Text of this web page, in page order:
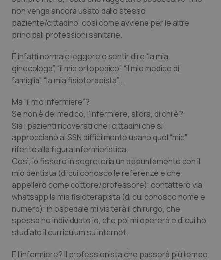
Sicilia
Umbria
Valle D’Aosta
Veneto
Neuroscienze & patologie neurodegenerative
Oftalmologia
Oncodermatologia
Oncoematologia
Oncologia & Nutrizione
Psoriasi & pelle
Quotidiano Cardiologia
Quotidiano Chirurgia
Quotidiano Oncologia
non venga ancora usato dallo stesso
paziente/cittadino, così come avviene per le altre
principali professioni sanitarie.
È infatti normale leggere o sentir dire “la mia
ginecologa”, “il mio ortopedico”, “il mio medico di
famiglia”, “la mia fisioterapista”…
Ma “il mio infermiere”?
Se non è del medico, l’infermiere, allora, di chi è?
Sia i pazienti ricoverati che i cittadini che si
approcciano al SSN difficilmente usano quel “mio”
riferito alla figura infermieristica.
Così, io fisserò in segreteria un appuntamento con il
mio dentista (di cui conosco le referenze e che
appellerò come dottore/professore); contatterò via
whatsapp la mia fisioterapista (di cui conosco nome e
numero); in ospedale mi visiterà il chirurgo, che
spesso ho individuato io, che poi mi opererà e di cui ho
studiato il curriculum su internet.
E l’infermiere? Il professionista che passerà più tempo